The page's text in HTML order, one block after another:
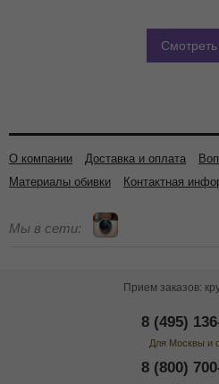
Смотреть
О компании Доставка и оплата
Материалы обивки
Контактная
Мы в сети:
Прием заказов:
8 (495)
Для Москвы и
8 (800)